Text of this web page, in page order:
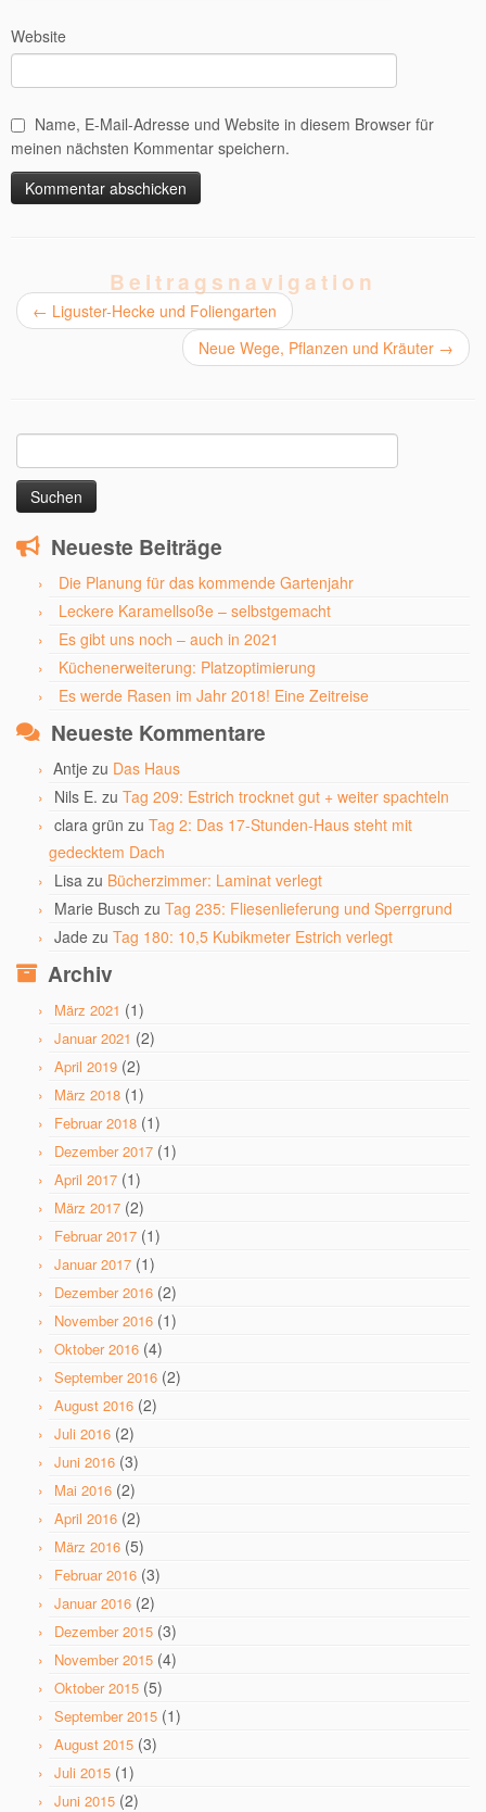
Website
Name, E-Mail-Adresse und Website in diesem Browser für
meinen nächsten Kommentar speichern.
Beitragsnavigation
← Liguster-Hecke und Foliengarten
Neue Wege, Pflanzen und Kräuter →
nach:
Neueste Beiträge
Die Planung für das kommende Gartenjahr
Leckere Karamellsoße – selbstgemacht
Es gibt uns noch – auch in 2021
Küchenerweiterung: Platzoptimierung
Es werde Rasen im Jahr 2018! Eine Zeitreise
Neueste Kommentare
Antje zu Das Haus
Nils E. zu Tag 209: Estrich trocknet gut + weiter spachteln
clara grün zu Tag 2: Das 17-Stunden-Haus steht mit
gedecktem Dach
Lisa zu Bücherzimmer: Laminat verlegt
Marie Busch zu Tag 235: Fliesenlieferung und Sperrgrund
Jade zu Tag 180: 10,5 Kubikmeter Estrich verlegt
Archiv
März 2021 (1)
Januar 2021 (2)
April 2019 (2)
März 2018 (1)
Februar 2018 (1)
Dezember 2017 (1)
April 2017 (1)
März 2017 (2)
Februar 2017 (1)
Januar 2017 (1)
Dezember 2016 (2)
November 2016 (1)
Oktober 2016 (4)
September 2016 (2)
August 2016 (2)
Juli 2016 (2)
Juni 2016 (3)
Mai 2016 (2)
April 2016 (2)
März 2016 (5)
Februar 2016 (3)
Januar 2016 (2)
Dezember 2015 (3)
November 2015 (4)
Oktober 2015 (5)
September 2015 (1)
August 2015 (3)
Juli 2015 (1)
Juni 2015 (2)